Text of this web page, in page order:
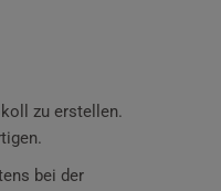
zu erstellen.
bei der